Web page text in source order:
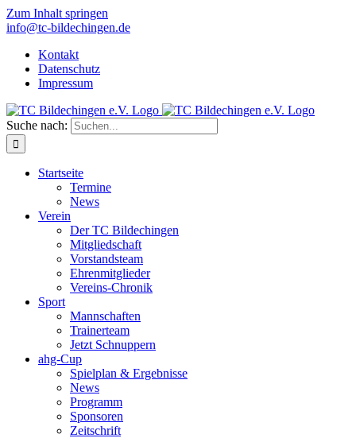
Zum Inhalt springen
info@tc-bildechingen.de
Kontakt
Datenschutz
Impressum
Suche nach:
Startseite
Termine
News
Verein
Der TC Bildechingen
Mitgliedschaft
Vorstandsteam
Ehrenmitglieder
Vereins-Chronik
Sport
Mannschaften
Trainerteam
Jetzt Schnuppern
ahg-Cup
Spielplan & Ergebnisse
News
Programm
Sponsoren
Zeitschrift